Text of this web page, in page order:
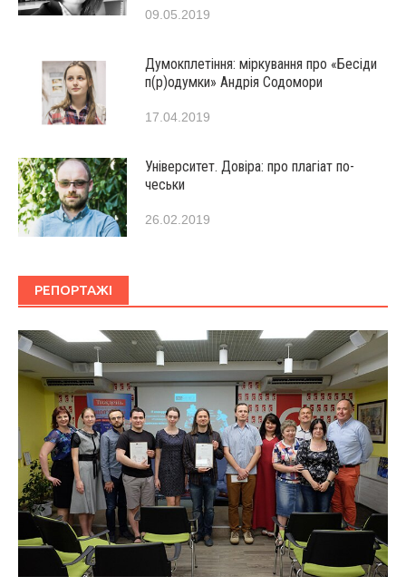
09.05.2019
Думокплетіння: міркування про «Бесіди
п(р)одумки» Андрія Содомори
17.04.2019
Університет. Довіра: про плагіат по-
чеськи
26.02.2019
РЕПОРТАЖІ